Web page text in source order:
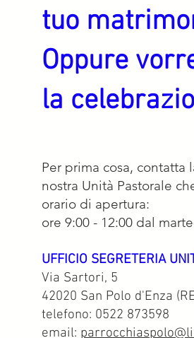
tuo
Oppure
la
Per prima cosa, contatta
nostra Unità Pastorale
orario di apertura:
ore 9:00 - 12:00 dal
UFFICIO SEGRETERIA
Via Sartori, 5
42020 San Polo d'Enza
telefono: 0522 873598
email: